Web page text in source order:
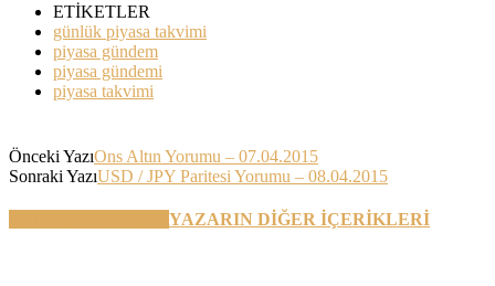
ETİKETLER
günlük piyasa takvimi
piyasa gündem
piyasa gündemi
piyasa takvimi
Önceki YazıOns Altın Yorumu – 07.04.2015
Sonraki YazıUSD / JPY Paritesi Yorumu – 08.04.2015
YAZARIN DİĞER İÇERİKLERİ